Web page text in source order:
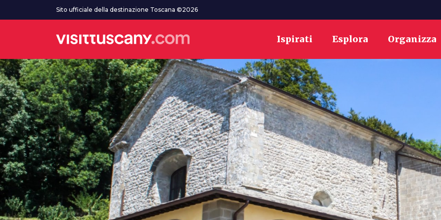
Vai al contenuto principaleSito ufficiale della destinazione Toscana ©2026
Ispirati Esplora Organizza